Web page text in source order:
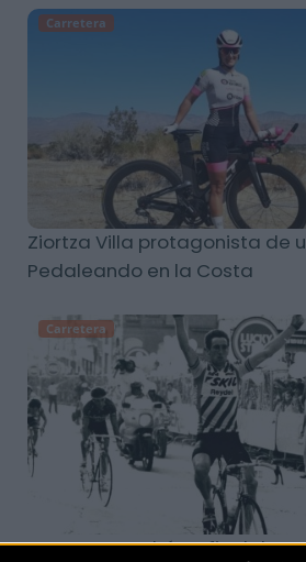
Carretera
Ziortza Villa protagonista de
Pedaleando en la Costa
Carretera
Manresa tendrá un final de